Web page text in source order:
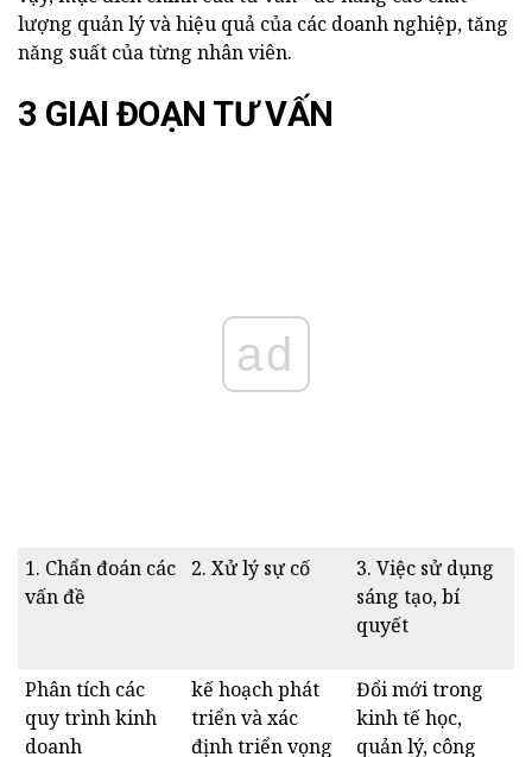
lượng quản lý và hiệu quả của các doanh nghiệp, tăng
năng suất của từng nhân viên.
3 GIAI ĐOẠN TƯ VẤN
ad
1. Chẩn đoán các
vấn đề
2. Xử lý sự cố
3. Việc sử dụng
sáng tạo, bí
quyết
Phân tích các
quy trình kinh
doanh
kế hoạch phát
triển và xác
định triển vọng
Đổi mới trong
kinh tế học,
quản lý, công